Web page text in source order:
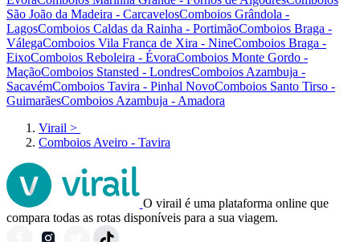
São João da Madeira - CarcavelosComboios Grândola -
LagosComboios Caldas da Rainha - PortimãoComboios Braga -
VálegaComboios Vila Franca de Xira - NineComboios Braga -
EixoComboios Reboleira - ÉvoraComboios Monte Gordo -
MaçãoComboios Stansted - LondresComboios Azambuja -
SacavémComboios Tavira - Pinhal NovoComboios Santo Tirso -
GuimarãesComboios Azambuja - Amadora
Virail >
Comboios Aveiro - Tavira
O virail é uma plataforma online que
compara todas as rotas disponíveis para a sua viagem.